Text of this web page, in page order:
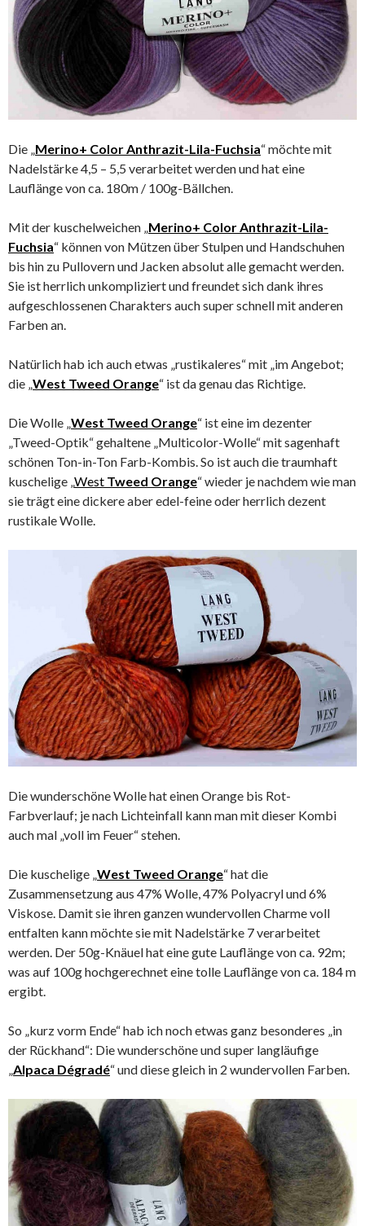
Die „ Merino+ Color Anthrazit-Lila-Fuchsia“ möchte mit
Nadelstärke 4,5 – 5,5 verarbeitet werden und hat eine
Lauflänge von ca. 180m / 100g-Bällchen.
Mit der kuschelweichen „ Merino+ Color Anthrazit-Lila-
Fuchsia“ können von Mützen über Stulpen und Handschuhen
bis hin zu Pullovern und Jacken absolut alle gemacht werden.
Sie ist herrlich unkompliziert und freundet sich dank ihres
aufgeschlossenen Charakters auch super schnell mit anderen
Farben an.
Natürlich hab ich auch etwas „rustikaleres“ mit „im Angebot;
die „ West Tweed Orange“ ist da genau das Richtige.
Die Wolle „ West Tweed Orange“ ist eine im dezenter
„Tweed-Optik“ gehaltene „Multicolor-Wolle“ mit sagenhaft
schönen Ton-in-Ton Farb-Kombis. So ist auch die traumhaft
kuschelige „ West Tweed Orange“ wieder je nachdem wie man
sie trägt eine dickere aber edel-feine oder herrlich dezent
rustikale Wolle.
Die wunderschöne Wolle hat einen Orange bis Rot-
Farbverlauf; je nach Lichteinfall kann man mit dieser Kombi
auch mal „voll im Feuer“ stehen.
Die kuschelige „West Tweed Orange“ hat die
Zusammensetzung aus 47% Wolle, 47% Polyacryl und 6%
Viskose. Damit sie ihren ganzen wundervollen Charme voll
entfalten kann möchte sie mit Nadelstärke 7 verarbeitet
werden. Der 50g-Knäuel hat eine gute Lauflänge von ca. 92m;
was auf 100g hochgerechnet eine tolle Lauflänge von ca. 184 m
ergibt.
So „kurz vorm Ende“ hab ich noch etwas ganz besonderes „in
der Rückhand“: Die wunderschöne und super langläufige
„Alpaca Dégradé“ und diese gleich in 2 wundervollen Farben.